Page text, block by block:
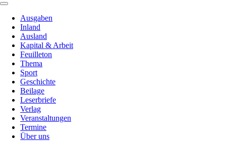
Ausgaben
Inland
Ausland
Kapital & Arbeit
Feuilleton
Thema
Sport
Geschichte
Beilage
Leserbriefe
Verlag
Veranstaltungen
Termine
Über uns